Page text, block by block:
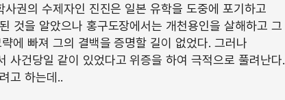
권의 수제자인 진진은 일본 유학을 도중에 포기하고
것을 알았으나 홍구도장에서는 개천용인을 살해하고 그
에 빠져 그의 결백을 증명할 길이 없었다. 그러나
사건당일 같이 있었다고 위증을 하여 극적으로 풀려난다.
고 하는데..